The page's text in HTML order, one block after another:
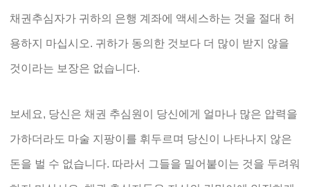
채권추심자가 귀하의 은행 계좌에 액세스하는 것을 절대 허
용하지 마십시오. 귀하가 동의한 것보다 더 많이 받지 않을
것이라는 보장은 없습니다.
보세요, 당신은 채권 추심원이 당신에게 얼마나 많은 압력을
가하더라도 마술 지팡이를 휘두르며 당신이 나타나지 않은
돈을 벌 수 없습니다. 따라서 그들을 밀어붙이는 것을 두려워